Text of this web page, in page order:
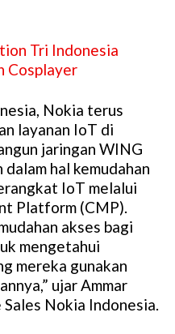
Tri Indonesia
Cosplayer
Nokia terus
layanan IoT di
jaringan WING
hal kemudahan
IoT melalui
Platform (CMP).
akses bagi
mengetahui
mereka gunakan
ujar Ammar
Nokia Indonesia.